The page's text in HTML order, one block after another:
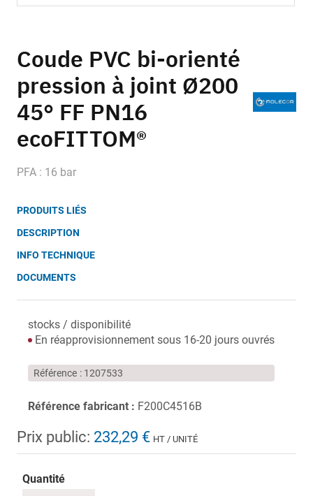
to
the
beginning
of
the
gallery
Coude PVC bi-orienté
pression à joint Ø200
45° FF PN16
ecoFITTOM®
PFA : 16 bar
PRODUITS LIÉS
DESCRIPTION
INFO TECHNIQUE
DOCUMENTS
stocks / disponibilité
En réapprovisionnement sous 16-20 jours ouvrés
Référence 1207533
Référence fabricant : F200C4516B
Prix public: 232,29 € HT / UNITÉ
Quantité